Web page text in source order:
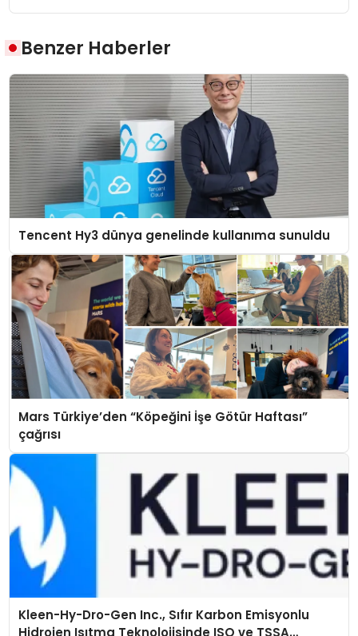
Benzer Haberler
Tencent Hy3 dünya genelinde kullanıma sunuldu
Mars Türkiye’den “Köpeğini İşe Götür Haftası”
çağrısı
Kleen-Hy-Dro-Gen Inc., Sıfır Karbon Emisyonlu
Hidrojen Isıtma Teknolojisinde ISO ve TSSA